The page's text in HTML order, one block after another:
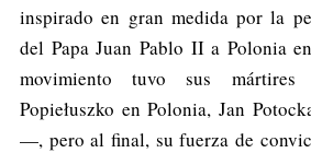
inspirado en gran medida por la
del Papa Juan Pablo II a Polonia
movimiento tuvo sus
Popiełuszko en Polonia, Jan
—, pero al final, su fuerza de